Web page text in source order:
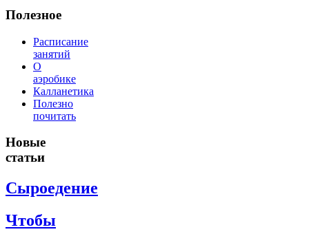
Полезное
Расписание
занятий
О
аэробике
Калланетика
Полезно
почитать
Новые
статьи
Сыроедение
Чтобы